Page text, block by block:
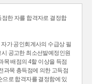
한 자를 합격자로 결정합
가 공인회계사의 수급상 필
공고한 최소선발예정인원
목 배점의 4할 이상을 득점
과목 총득점에 의한 고득점
로 합격자를 결정함에 있